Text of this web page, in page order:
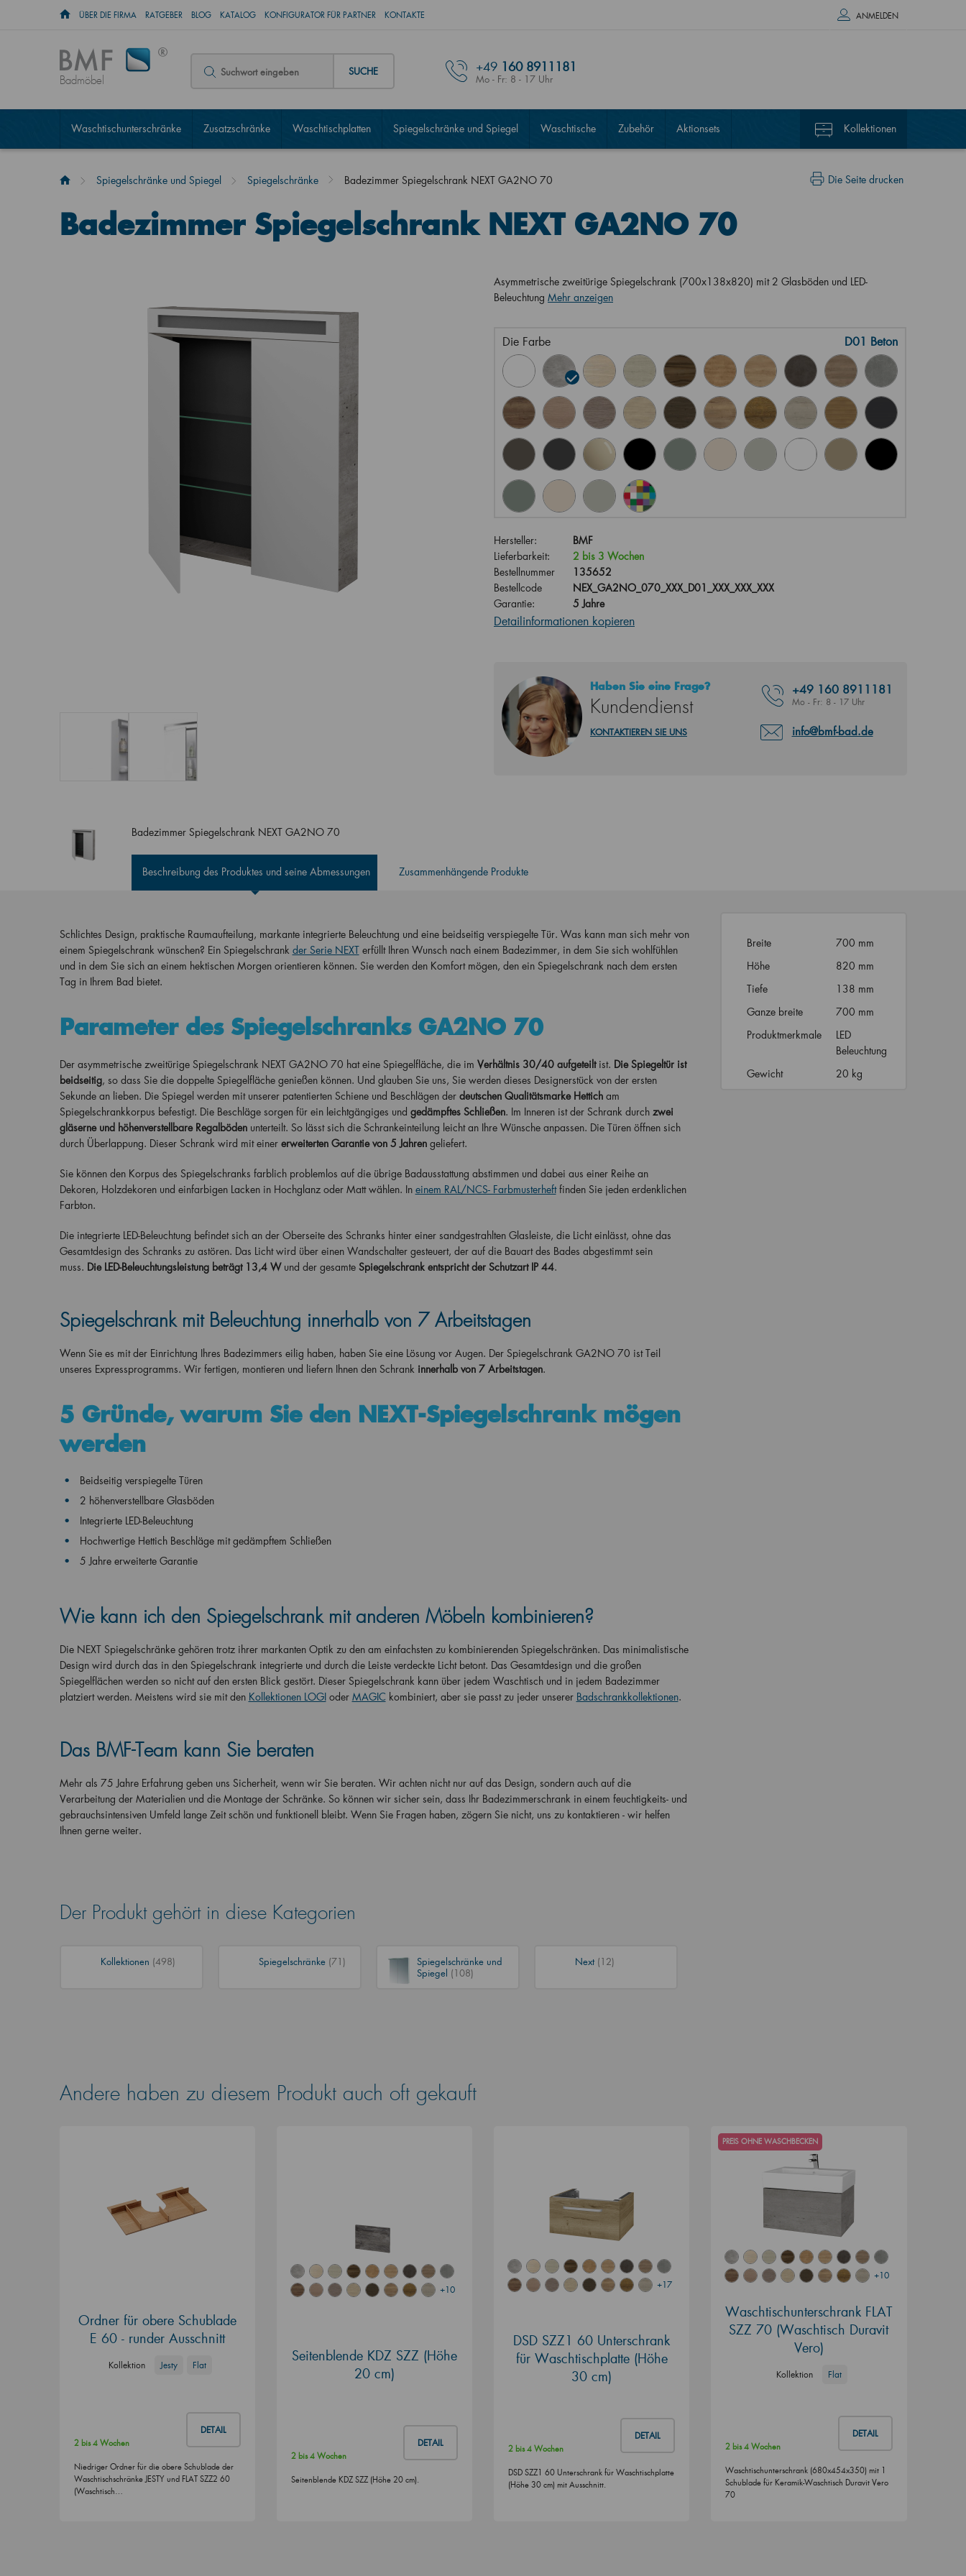
ÜBER DIE FIRMA RATGEBER BLOG KATALOG KONFIGURATOR FÜR PARTNER KONTAKTE ANMELDEN
Badmöbel
SUCHE +49 160 8911181
Mo - Fr: 8 - 17 Uhr
Waschtischunterschränke Zusatzschränke Waschtischplatten Spiegelschränke und Spiegel Waschtische Zubehör Aktionsets Kollektionen
Die Seite drucken
Spiegelschränke und Spiegel Spiegelschränke Badezimmer Spiegelschrank NEXT GA2NO 70
Badezimmer Spiegelschrank NEXT GA2NO 70
Asymmetrische zweitürige Spiegelschrank (700x138x820) mit 2 Glasböden und LED-
Beleuchtung Mehr anzeigen
Die Farbe D01 Beton
Hersteller:
BMF
Lieferbarkeit:
2 bis 3 Wochen
Bestellnummer
135652
Bestellcode
NEX_GA2NO_070_XXX_D01_XXX_XXX_XXX
Garantie:
5 Jahre
Detailinformationen kopieren
Haben Sie eine Frage?
Kundendienst
+49 160 8911181
Mo - Fr: 8 - 17 Uhr
info@bmf-bad.de
KONTAKTIEREN SIE UNS
Badezimmer Spiegelschrank NEXT GA2NO 70
Beschreibung des Produktes und seine Abmessungen Zusammenhängende Produkte
Schlichtes Design, praktische Raumaufteilung, markante integrierte Beleuchtung und eine beidseitig verspiegelte Tür. Was kann man sich mehr von
einem Spiegelschrank wünschen? Ein Spiegelschrank der Serie NEXT erfüllt Ihren Wunsch nach einem Badezimmer, in dem Sie sich wohlfühlen
und in dem Sie sich an einem hektischen Morgen orientieren können. Sie werden den Komfort mögen, den ein Spiegelschrank nach dem ersten
Tag in Ihrem Bad bietet.
Parameter des Spiegelschranks GA2NO 70
Der asymmetrische zweitürige Spiegelschrank NEXT GA2NO 70 hat eine Spiegelfläche, die im Verhältnis 30/40 aufgeteiltist. Die Spiegeltür ist
beidseitig, so dass Sie die doppelte Spiegelfläche genießen können. Und glauben Sie uns, Sie werden dieses Designerstück von der ersten
Sekunde an lieben. Die Spiegel werden mit unserer patentierten Schiene und Beschlägen der deutschen Qualitätsmarke Hetticham
Spiegelschrankkorpus befestigt. Die Beschläge sorgen für ein leichtgängiges und gedämpftes Schließen. Im Inneren ist der Schrank durch zwei
gläserne und höhenverstellbare Regalbödenunterteilt. So lässt sich die Schrankeinteilung leicht an Ihre Wünsche anpassen. Die Türen öffnen sich
durch Überlappung. Dieser Schrank wird mit einer erweiterten Garantie von 5 Jahrengeliefert.
Sie können den Korpus des Spiegelschranks farblich problemlos auf die übrige Badausstattung abstimmen und dabei aus einer Reihe an
Dekoren, Holzdekoren und einfarbigen Lacken in Hochglanz oder Matt wählen. In einem RAL/NCS- Farbmusterheft finden Sie jeden erdenklichen
Farbton.
Die integrierte LED-Beleuchtung befindet sich an der Oberseite des Schranks hinter einer sandgestrahlten Glasleiste, die Licht einlässt, ohne das
Gesamtdesign des Schranks zu astören. Das Licht wird über einen Wandschalter gesteuert, der auf die Bauart des Bades abgestimmt sein
muss. Die LED-Beleuchtungsleistung beträgt 13,4 W und der gesamte Spiegelschrank entspricht der Schutzart IP 44.
Spiegelschrank mit Beleuchtung innerhalb von 7 Arbeitstagen
Wenn Sie es mit der Einrichtung Ihres Badezimmers eilig haben, haben Sie eine Lösung vor Augen. Der Spiegelschrank GA2NO 70 ist Teil
unseres Expressprogramms. Wir fertigen, montieren und liefern Ihnen den Schrank innerhalb von 7 Arbeitstagen.
5 Gründe, warum Sie den NEXT-Spiegelschrank mögen
werden
Beidseitig verspiegelte Türen
2 höhenverstellbare Glasböden
Integrierte LED-Beleuchtung
Hochwertige Hettich Beschläge mit gedämpftem Schließen
5 Jahre erweiterte Garantie
Wie kann ich den Spiegelschrank mit anderen Möbeln kombinieren?
Die NEXT Spiegelschränke gehören trotz ihrer markanten Optik zu den am einfachsten zu kombinierenden Spiegelschränken. Das minimalistische
Design wird durch das in den Spiegelschrank integrierte und durch die Leiste verdeckte Licht betont. Das Gesamtdesign und die großen
Spiegelflächen werden so nicht auf den ersten Blick gestört. Dieser Spiegelschrank kann über jedem Waschtisch und in jedem Badezimmer
platziert werden. Meistens wird sie mit den Kollektionen LOGI oder MAGIC kombiniert, aber sie passt zu jeder unserer Badschrankkollektionen.
Das BMF-Team kann Sie beraten
Mehr als 75 Jahre Erfahrung geben uns Sicherheit, wenn wir Sie beraten. Wir achten nicht nur auf das Design, sondern auch auf die
Verarbeitung der Materialien und die Montage der Schränke. So können wir sicher sein, dass Ihr Badezimmerschrank in einem feuchtigkeits- und
gebrauchsintensiven Umfeld lange Zeit schön und funktionell bleibt. Wenn Sie Fragen haben, zögern Sie nicht, uns zu kontaktieren - wir helfen
Ihnen gerne weiter.
Der Produkt gehört in diese Kategorien
Kollektionen (498) Spiegelschränke (71)
Spiegelschränke und
Spiegel (108)
Next (12)
Breite
700 mm
Höhe
820 mm
Tiefe
138 mm
Ganze breite
700 mm
Produktmerkmale
LED
Beleuchtung
Gewicht
20 kg
Andere haben zu diesem Produkt auch oft gekauft
Ordner für obere Schublade
E 60 - runder Ausschnitt
Kollektion Jesty Flat
DETAIL
2 bis 4 Wochen
Niedriger Ordner für die obere Schublade der
Waschtischschränke JESTY und FLAT SZZ2 60
(Waschtisch…
+10
Seitenblende KDZ SZZ (Höhe
20 cm)
DETAIL
2 bis 4 Wochen
Seitenblende KDZ SZZ (Höhe 20 cm).
+17
DSD SZZ1 60 Unterschrank
für Waschtischplatte (Höhe
30 cm)
DETAIL
2 bis 4 Wochen
DSD SZZ1 60 Unterschrank für Waschtischplatte
(Höhe 30 cm) mit Ausschnitt.
+10
PREIS OHNE WASCHBECKEN
Waschtischunterschrank FLAT
SZZ 70 (Waschtisch Duravit
Vero)
Kollektion Flat
DETAIL
2 bis 4 Wochen
Waschtischunterschrank (680x454x350) mit 1
Schublade für Keramik-Waschtisch Duravit Vero
70